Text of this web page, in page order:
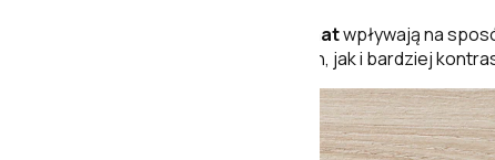
matwpływają na
budowania zarówno spokojnych, jak i bardziej